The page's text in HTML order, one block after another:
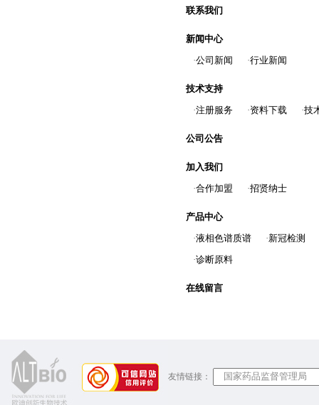
联系我们
新闻中心
·公司新闻 ·行业新闻
技术支持
·注册服务 ·资料下载 ·技
公司公告
加入我们
·合作加盟 ·招贤纳士
产品中心
·液相色谱质谱 ·新冠检测
·诊断原料
在线留言
友情链接：